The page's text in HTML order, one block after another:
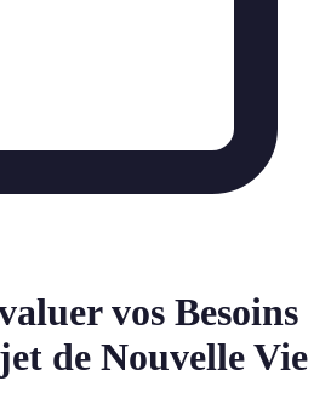
vos Besoins
de Nouvelle Vie